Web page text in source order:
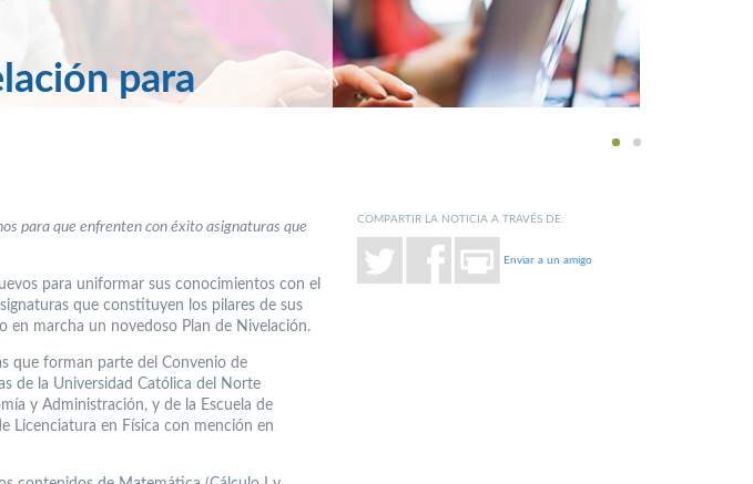
1 2
para
para que enfrenten con éxito asignaturas que
para uniformar sus conocimientos con el
que constituyen los pilares de sus
en marcha un novedoso Plan de Nivelación.
que forman parte del Convenio de
de la Universidad Católica del Norte
y Administración, y de la Escuela de
Licenciatura en Física con mención en
COMPARTIR LA NOTICIA A TRAVÉS DE:
Enviar a un amigo